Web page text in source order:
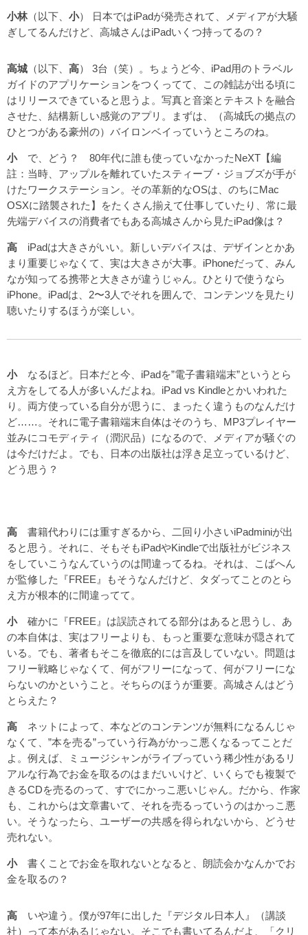
小林（以下、 小） 日本ではiPadが発売されて、メディアが大騒
ぎしてるんだけど、高城さんはiPadいくつ持ってるの？
高城 （以下、 高） 3台（笑）。ちょうど今、iPad用のトラベル
ガイドのアプリケーションをつくってて、この雑誌が出る頃に
はリリースできていると思うよ。写真と音楽とテキストを融合
させた、結構新しい感覚のアプリ。まずは、（高城氏の拠点の
ひとつがある豪州の）バイロンベイっていうところのね。
小で、どう？ 80年代に誰も使っていなかったNeXT【編
註：当時、アップルを離れていたスティーブ・ジョブズが手が
けたワークステーション。その革新的なOSは、のちにMac
OSXに踏襲された】をたくさん揃えて仕事していたり、常に最
先端デバイスの消費者でもある高城さんから見たiPad像は？
高 iPadは大きさがいい。新しいデバイスは、デザインとかあ
まり重要じゃなくて、実は大きさが大事。iPhoneだって、みん
なが知ってる携帯と大きさが違うじゃん。ひとりで使うなら
iPhone。iPadは、2〜3人でそれを囲んで、コンテンツを見たり
聴いたりするほうが楽しい。
小なるほど。日本だと今、iPadを”電子書籍端末”というとら
え方をしてる人が多いんだよね。iPad vs Kindleとかいわれた
り。両方使っている自分が思うに、まったく違うものなんだけ
ど……。それに電子書籍端末自体はそのうち、MP3プレイヤー
並みにコモディティ（潤沢品）になるので、メディアが騒ぐの
は今だけだよ。でも、日本の出版社は浮き足立っているけど、
どう思う？
高 書籍代わりには重すぎるから、二回り小さいiPadminiが出
ると思う。それに、そもそもiPadやKindleで出版社がビジネス
をしていこうなんていうのは間違ってるね。それは、こばへん
が監修した『FREE』もそうなんだけど、タダってことのとら
え方が根本的に間違ってて。
小確かに『FREE』は誤読されてる部分はあると思うし、あ
の本自体は、実はフリーよりも、もっと重要な意味が隠されて
いる。でも、著者もそこを徹底的には言及していない。問題は
フリー戦略じゃなくて、何がフリーになって、何がフリーにな
らないのかということ。そちらのほうが重要。高城さんはどう
とらえた？
高 ネットによって、本などのコンテンツが無料になるんじゃ
なくて、”本を売る”っていう行為がかっこ悪くなるってことだ
よ。例えば、ミュージシャンがライブっていう稀少性があるリ
アルな行為でお金を取るのはまだいいけど、いくらでも複製で
きるCDを売るのって、すでにかっこ悪いじゃん。だから、作家
も、これからは文章書いて、それを売るっていうのはかっこ悪
い。そうなったら、ユーザーの共感を得られないから、どうせ
売れない。
小書くことでお金を取れないとなると、朗読会かなんかでお
金を取るの？
高 いや違う。僕が97年に出した『デジタル日本人』（講談
社）って本があるじゃない。そこでも書いてるんだよ、「クリ